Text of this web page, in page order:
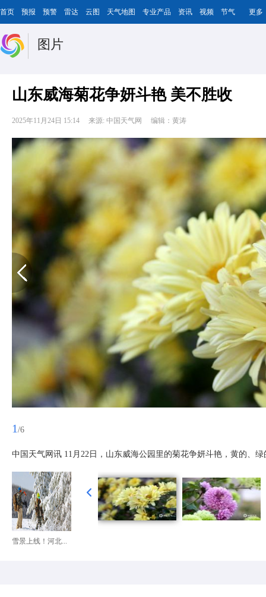
首页 预报 预警 雷达 云图 天气地图 专业产品 资讯 视频 节气 更多
图片
山东威海菊花争妍斗艳 美不胜收
2025年11月24日 15:14 来源: 中国天气网 编辑：黄涛
1 /6
中国天气网讯 11月22日，山东威海公园里的菊花争妍斗艳，黄的、
雪景上线！河北...